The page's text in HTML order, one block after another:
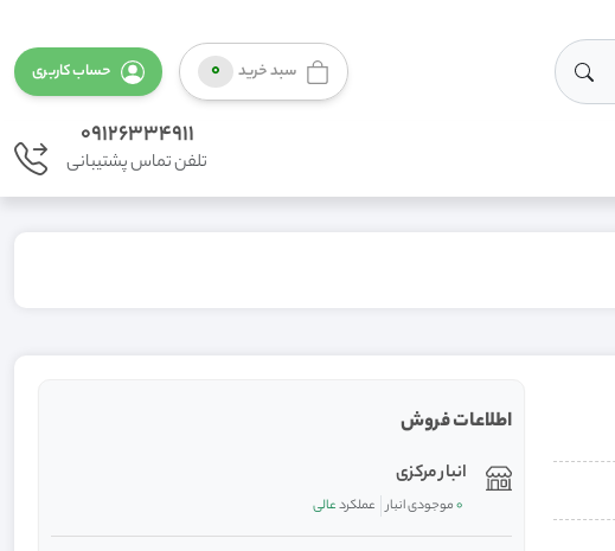
سبد خرید 0 حساب کاربری
09126334911
تلفن تماس پشتیبانی
اطلاعات فروش
انبار مرکزی
0موجودی انبار عملکردعالی